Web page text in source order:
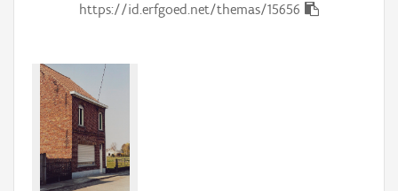
Thema
Gebeurtenis
Persoon of collectief
Downloads
https://id.erfgoed.net/themas/15656